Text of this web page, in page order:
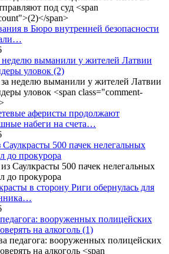
в Бюро внутренней безопасности
выманили у жителей Латвии
уловок (2)
аферисты продолжают
набеги на счета…
500 пачек нелегальных
до прокурора
в сторону Риги обернулась для
вооруженных полицейских
на алкоголь (1)